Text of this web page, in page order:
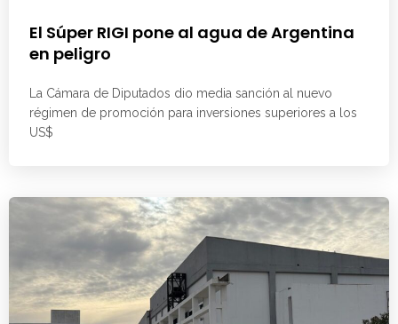
El Súper RIGI pone al agua de Argentina
en peligro
La Cámara de Diputados dio media sanción al nuevo
régimen de promoción para inversiones superiores a los
US$